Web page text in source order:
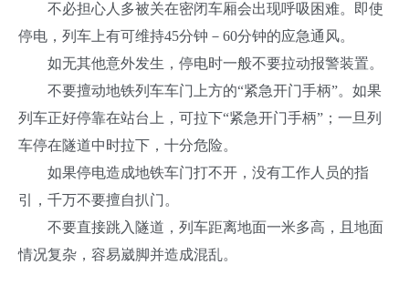
不必担心人多被关在密闭车厢会出现呼吸困难。即使
停电，列车上有可维持45分钟－60分钟的应急通风。
如无其他意外发生，停电时一般不要拉动报警装置。
不要擅动地铁列车车门上方的“紧急开门手柄”。如果
列车正好停靠在站台上，可拉下“紧急开门手柄”；一旦列
车停在隧道中时拉下，十分危险。
如果停电造成地铁车门打不开，没有工作人员的指
引，千万不要擅自扒门。
不要直接跳入隧道，列车距离地面一米多高，且地面
情况复杂，容易崴脚并造成混乱。